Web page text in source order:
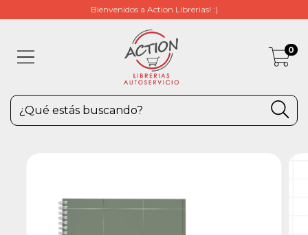
Bienvenidos a Action Librerias! :)
0